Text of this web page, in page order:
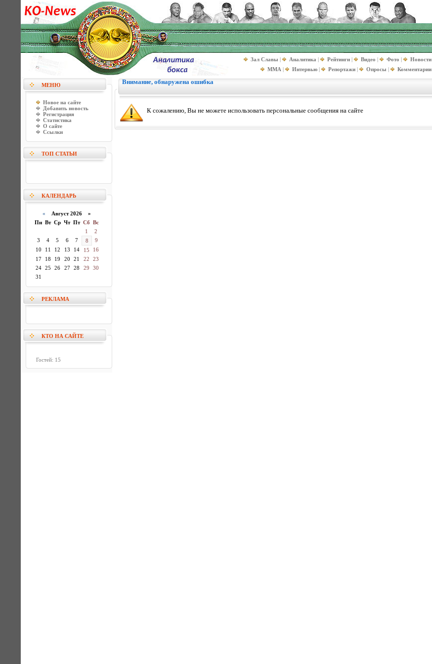
Зал Славы | Аналитика | Рейтинги | Видео | Фото |
Новости
MMA | Интервью | Репортажи | Опросы | Комментарии
МЕНЮ
Новое на сайте
Добавить новость
Регистрация
Статистика
О сайте
Ссылки
ТОП СТАТЬИ
КАЛЕНДАРЬ
« Август 2026 »
Пн Вт Ср Чт Пт Сб Вс
1
2
3
4 5 6 7 8
9
10
11 12 13 14 15
16
17
18 19 20 21 22
23
24
25 26 27 28 29
30
31
РЕКЛАМА
КТО НА САЙТЕ
Гостей: 15
Внимание, обнаружена ошибка
К сожалению, Вы не можете использовать персональные сообщения на сайте